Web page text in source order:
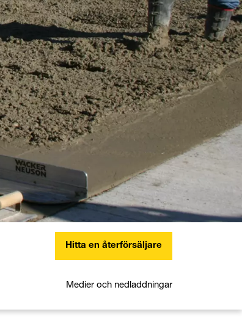
Hitta en återförsäljare
Medier och nedladdningar